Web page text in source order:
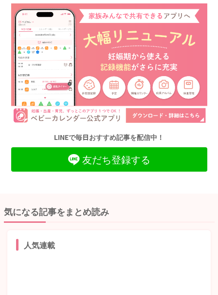
LINEで毎日おすすめ記事を配信中！
友だち登録する
気になる記事をまとめ読み
人気連載